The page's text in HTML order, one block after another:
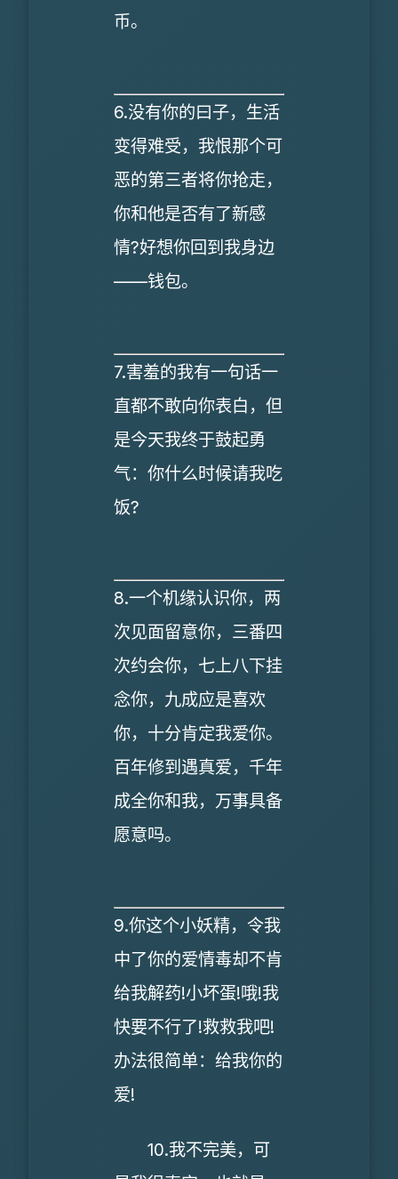
币。
6.没有你的曰子，生活
变得难受，我恨那个可
恶的第三者将你抢走，
你和他是否有了新感
情?好想你回到我身边
——钱包。
7.害羞的我有一句话一
直都不敢向你表白，但
是今天我终于鼓起勇
气：你什么时候请我吃
饭?
8.一个机缘认识你，两
次见面留意你，三番四
次约会你，七上八下挂
念你，九成应是喜欢
你，十分肯定我爱你。
百年修到遇真爱，千年
成全你和我，万事具备
愿意吗。
9.你这个小妖精，令我
中了你的爱情毒却不肯
给我解药!小坏蛋!哦!我
快要不行了!救救我吧!
办法很简单：给我你的
爱!
10.我不完美，可